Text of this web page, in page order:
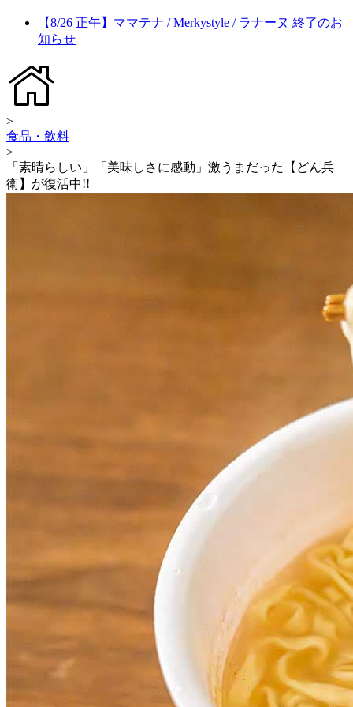
【8/26 正午】ママテナ / Merkystyle / ラナーヌ 終了のお
知らせ
>
食品・飲料
>
「素晴らしい」「美味しさに感動」激うまだった【どん兵
衛】が復活中!!